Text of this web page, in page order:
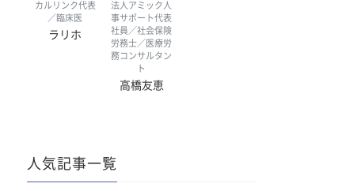
カルリンク代表
／臨床医
ラリホ
法人アミック人
事サポート代表
社員／社会保険
労務士／医療労
務コンサルタン
ト
高橋友恵
人気記事一覧